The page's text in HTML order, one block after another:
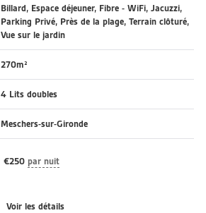
Billard, Espace déjeuner, Fibre - WiFi, Jacuzzi,
Parking Privé, Près de la plage, Terrain clôturé,
Vue sur le jardin
270m²
4 Lits doubles
Meschers-sur-Gironde
€250 par nuit
Voir les détails